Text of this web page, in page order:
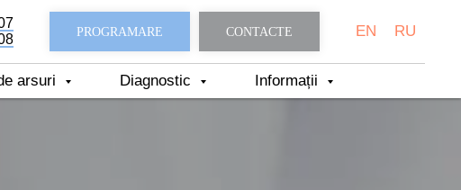
PROGRAMARE CONTACTE EN RU
arsuri Diagnostic Informații